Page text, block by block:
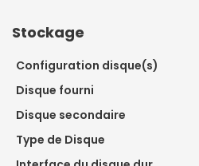
Stockage
Configuration disque(s)
Disque fourni
Disque secondaire
Type de Disque